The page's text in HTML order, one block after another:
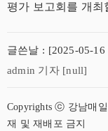
평가 보고회를 개최
글쓴날 : [2025-05-16
admin 기자 [null]
Copyrights ⓒ 강남매일
재 및 재배포 금지